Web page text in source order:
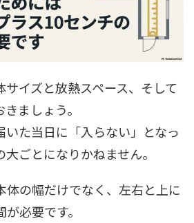
サイズと放熱スペース、そして
ましょう。
いた当日に「入らない」となっ
ごとになりかねません。
体の幅だけでなく、左右と上に
必要です。